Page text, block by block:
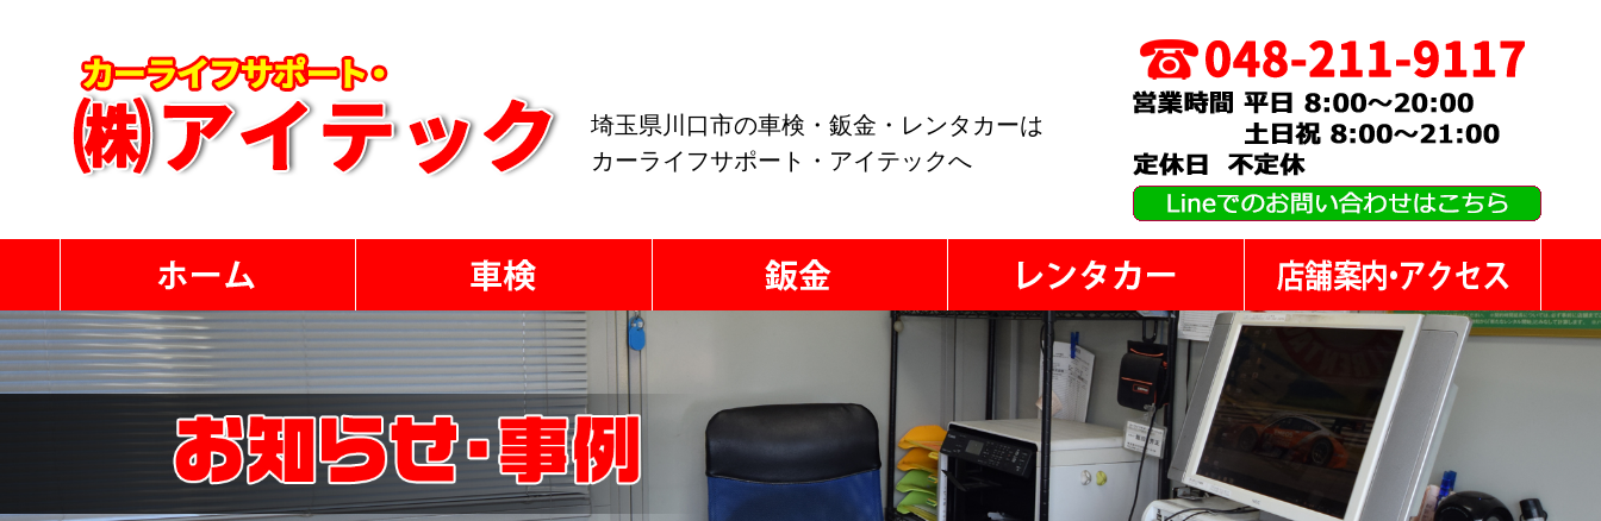
埼玉県川口市の車検・鈑金・レンタカーは
カーライフサポート・アイテックへ